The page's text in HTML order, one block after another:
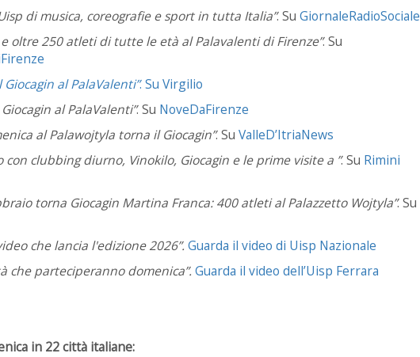
di musica, coreografie e sport in tutta Italia”.Su GiornaleRadioSociale
oltre 250 atleti di tutte le età al Palavalenti di Firenze”.Su
al PalaValenti”.Su Virgilio
al PalaValenti”.Su NoveDaFirenze
al Palawojtyla torna il Giocagin”.Su ValleD’ItriaNews
con clubbing diurno, Vinokilo, Giocagin e le prime visite a ”. Su Rimini
torna Giocagin Martina Franca: 400 atleti al Palazzetto Wojtyla”. Su
che lancia l'edizione 2026”. Guarda il video di Uisp Nazionale
che parteciperanno domenica”. Guarda il video dell’Uisp Ferrara
in 22 città italiane: